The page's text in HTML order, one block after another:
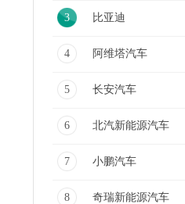
3 比亚迪
4 阿维塔汽车
5 长安汽车
6 北汽新能源汽车
7 小鹏汽车
8 奇瑞新能源汽车